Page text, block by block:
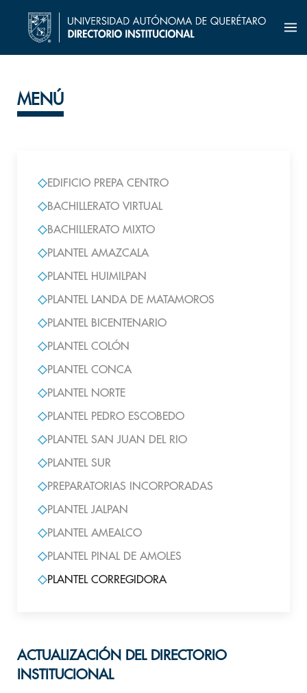
MENÚ
EDIFICIO PREPA CENTRO
BACHILLERATO VIRTUAL
BACHILLERATO MIXTO
PLANTEL AMAZCALA
PLANTEL HUIMILPAN
PLANTEL LANDA DE MATAMOROS
PLANTEL BICENTENARIO
PLANTEL COLÓN
PLANTEL CONCA
PLANTEL NORTE
PLANTEL PEDRO ESCOBEDO
PLANTEL SAN JUAN DEL RIO
PLANTEL SUR
PREPARATORIAS INCORPORADAS
PLANTEL JALPAN
PLANTEL AMEALCO
PLANTEL PINAL DE AMOLES
PLANTEL CORREGIDORA
ACTUALIZACIÓN DEL DIRECTORIO
INSTITUCIONAL